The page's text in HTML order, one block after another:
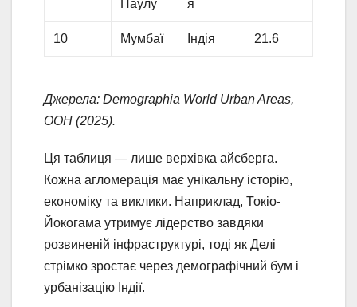
Паулу я
10 Мумбаї Індія 21.6
Джерела: Demographia World Urban Areas,
ООН (2025).
Ця таблиця — лише верхівка айсберга.
Кожна агломерація має унікальну історію,
економіку та виклики. Наприклад, Токіо-
Йокогама утримує лідерство завдяки
розвиненій інфраструктурі, тоді як Делі
стрімко зростає через демографічний бум і
урбанізацію Індії.